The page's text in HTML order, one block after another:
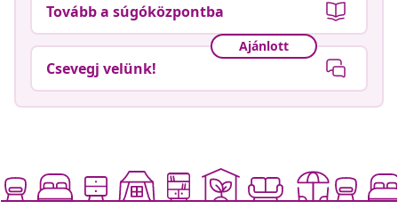
Tovább a súgóközpontba
Ajánlott
Csevegj velünk!